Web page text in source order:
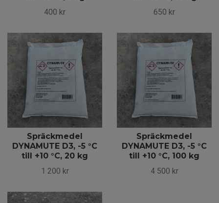
400 kr
650 kr
Spräckmedel
DYNAMUTE D3, -5 °C
till +10 °C, 20 kg
1 200 kr
Spräckmedel
DYNAMUTE D3, -5 °C
till +10 °C, 100 kg
4 500 kr